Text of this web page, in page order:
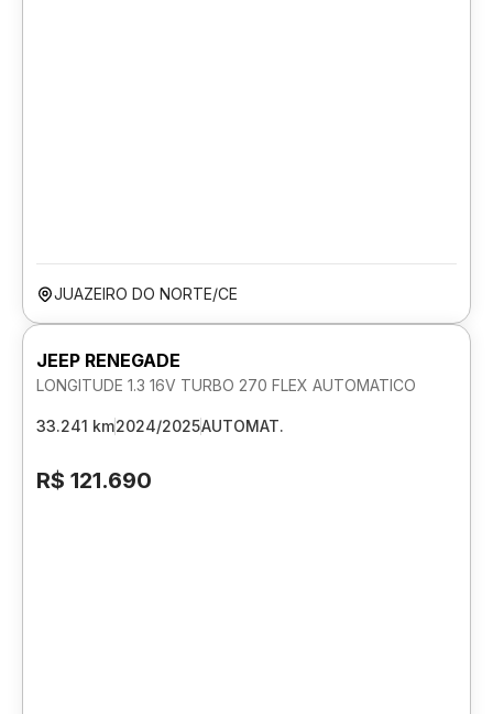
JUAZEIRO DO NORTE/CE
JEEP RENEGADE
LONGITUDE 1.3 16V TURBO 270 FLEX AUTOMATICO
33.241 km2024/2025AUTOMAT.
R$ 121.690